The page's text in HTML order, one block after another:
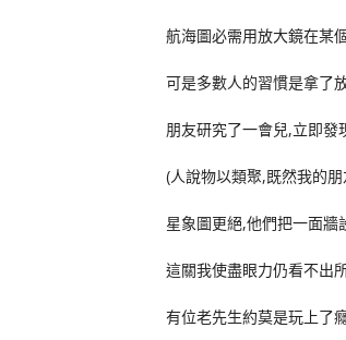
航海圖必需用放大鏡在某
可是多數人的習慣是拿了
朋友研究了一會兒,立即發
(人說物以類聚,既然我的
星象圖更絕,他們把一面
這關我使盡眼力仍看不出
有位老先生約莫是玩上了